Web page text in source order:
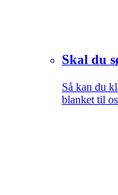
Skal du
Så kan du
blanket til